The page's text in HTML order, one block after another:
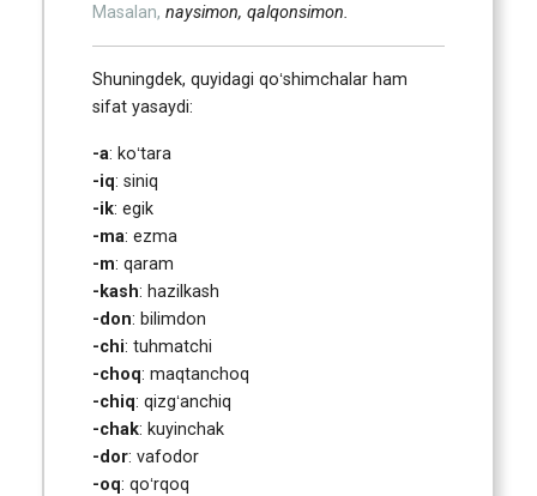
Masalan, naysimon, qalqonsimon.
Shuningdek, quyidagi qoʻshimchalar ham
sifat yasaydi:
-a: koʻtara
-iq: siniq
-ik: egik
-ma: ezma
-m: qaram
-kash: hazilkash
-don: bilimdon
-chi: tuhmatchi
-choq: maqtanchoq
-chiq: qizgʻanchiq
-chak: kuyinchak
-dor: vafodor
-oq: qoʻrqoq